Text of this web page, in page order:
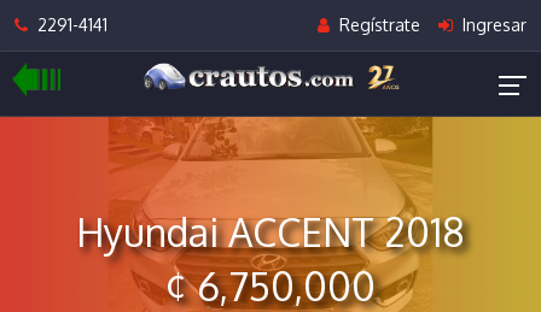
2291-4141 Regístrate Ingresar
Hyundai ACCENT 2018
¢ 6,750,000